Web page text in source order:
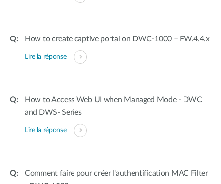
How to create captive portal on DWC-1000 – FW.4.4.x
Lire la réponse
How to Access Web UI when Managed Mode - DWC
and DWS- Series
Lire la réponse
Comment faire pour créer l'authentification MAC Filter